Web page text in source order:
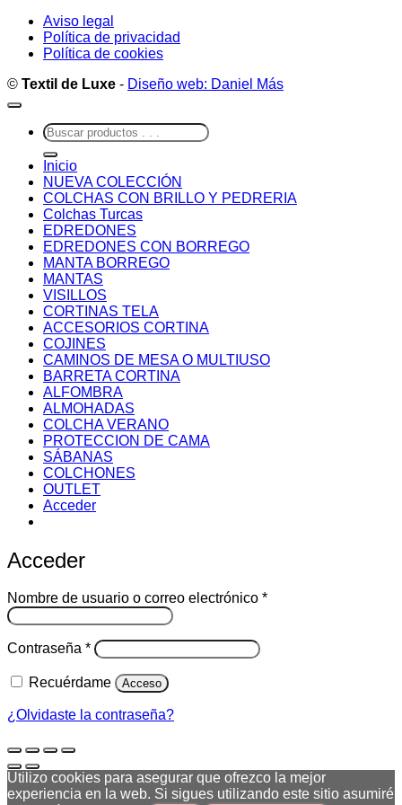
Aviso legal
Política de privacidad
Política de cookies
© Textil de Luxe - Diseño web: Daniel Más
Buscar
por:
Inicio
NUEVA COLECCIÓN
COLCHAS CON BRILLO Y PEDRERIA
Colchas Turcas
EDREDONES
EDREDONES CON BORREGO
MANTA BORREGO
MANTAS
VISILLOS
CORTINAS TELA
ACCESORIOS CORTINA
COJINES
CAMINOS DE MESA O MULTIUSO
BARRETA CORTINA
ALFOMBRA
ALMOHADAS
COLCHA VERANO
PROTECCION DE CAMA
SÁBANAS
COLCHONES
OUTLET
Acceder
Acceder
Nombre de usuario o correo electrónico *Obligatorio
Contraseña *Obligatorio
Recuérdame Acceso
¿Olvidaste la contraseña?
Utilizo cookies para asegurar que ofrezco la mejor
experiencia en la web. Si sigues utilizando este sitio asumiré